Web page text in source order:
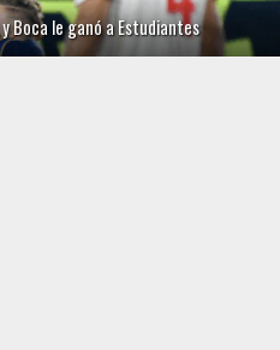
Boca le ganó a Estudiantes